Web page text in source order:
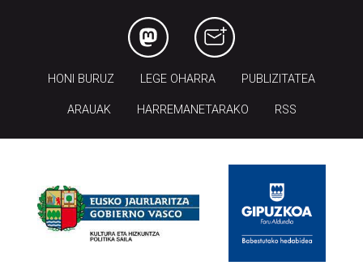
HONI BURUZ LEGE OHARRA PUBLIZITATEA
ARAUAK HARREMANETARAKO RSS